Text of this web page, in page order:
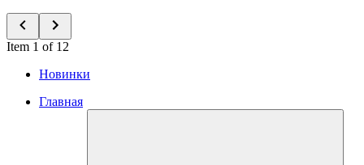
Item 1 of 12
Новинки
Главная